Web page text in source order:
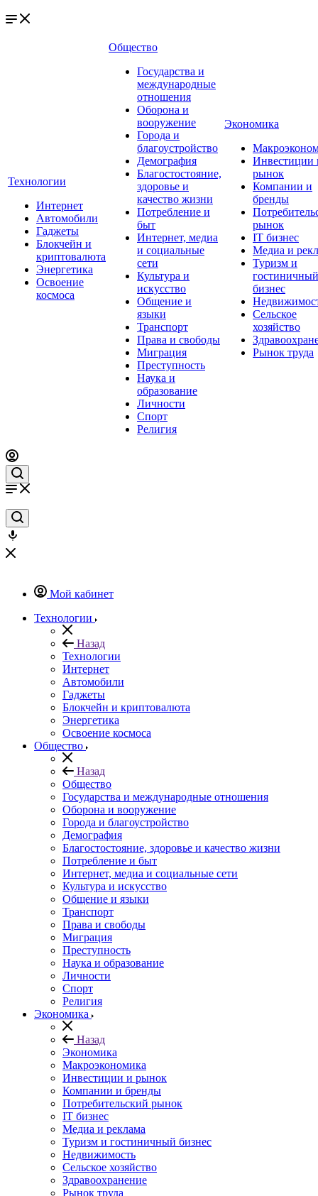
Технологии
Интернет
Автомобили
Гаджеты
Блокчейн и
криптовалюта
Энергетика
Освоение
космоса
Общество
Государства и
международные
отношения
Оборона и
вооружение
Города и
благоустройство
Демография
Благостостояние,
здоровье и
качество жизни
Потребление и
быт
Интернет, медиа
и социальные
сети
Культура и
искусство
Общение и
языки
Транспорт
Права и свободы
Миграция
Преступность
Наука и
образование
Личности
Спорт
Религия
Экономика
Инвестиции
рынок
Компании и
бренды
рынок
IT бизнес
Медиа и
Туризм и
гостиничный
бизнес
Сельское
хозяйство
Рынок труда
Мой кабинет
Технологии
Назад
Технологии
Интернет
Автомобили
Гаджеты
Блокчейн и криптовалюта
Энергетика
Освоение космоса
Общество
Назад
Общество
Государства и международные отношения
Оборона и вооружение
Города и благоустройство
Демография
Благостостояние, здоровье и качество жизни
Потребление и быт
Интернет, медиа и социальные сети
Культура и искусство
Общение и языки
Транспорт
Права и свободы
Миграция
Преступность
Наука и образование
Личности
Спорт
Религия
Экономика
Назад
Экономика
Макроэкономика
Инвестиции и рынок
Компании и бренды
Потребительский рынок
IT бизнес
Медиа и реклама
Туризм и гостиничный бизнес
Недвижимость
Сельское хозяйство
Здравоохранение
Рынок труда